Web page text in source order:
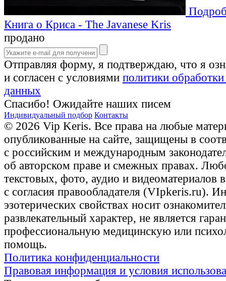
Книга о Криса - The Javanese Kris
продано
Отправляя форму, я подтверждаю, что я
и согласен с условиями политики
данных
Спасибо! Ожидайте наших писем
Индивидуальный подбор Контакты
© 2026 Vip Keris. Все права на любые
опубликованные на сайте, защищены в
с российским и международным
об авторском праве и смежных правах.
текстовых, фото, аудио и видеоматериалов
с согласия правообладателя (VIpkeris.ru).
эзотерических свойствах носит
развлекательный характер, не является
профессиональную медицинскую или
помощь.
Политика конфиденциальности
Правовая информация и условия